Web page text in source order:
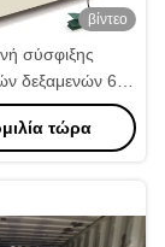
βίντεο
σύσφιξης
δεξαμενών 6
με πνευματικό
ισχυρές και
τώρα